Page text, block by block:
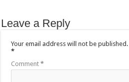
Leave a Reply
Your email address will not be published.
*
Comment*